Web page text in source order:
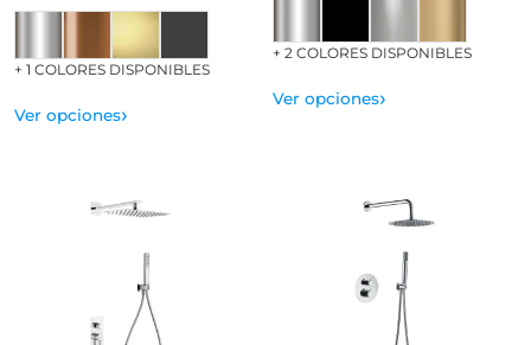
+ 1 COLORES DISPONIBLES
Ver opciones›
+ 2 COLORES DISPONIBLES
Ver opciones›